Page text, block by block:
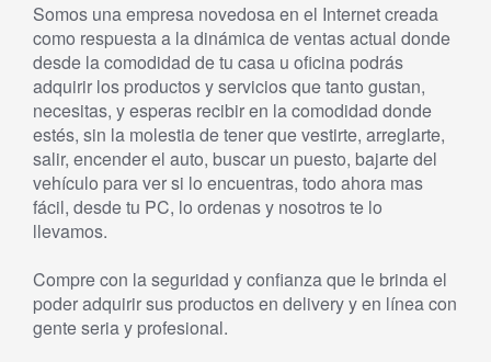
Somos una empresa novedosa en el Internet creada
como respuesta a la dinámica de ventas actual donde
desde la comodidad de tu casa u oficina podrás
adquirir los productos y servicios que tanto gustan,
necesitas, y esperas recibir en la comodidad donde
estés, sin la molestia de tener que vestirte, arreglarte,
salir, encender el auto, buscar un puesto, bajarte del
vehículo para ver si lo encuentras, todo ahora mas
fácil, desde tu PC, lo ordenas y nosotros te lo
llevamos.
Compre con la seguridad y confianza que le brinda el
poder adquirir sus productos en delivery y en línea con
gente seria y profesional.